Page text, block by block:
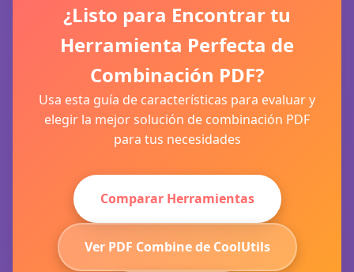
¿Listo para Encontrar tu
Herramienta Perfecta de
Combinación PDF?
Usa esta guía de características para evaluar y
elegir la mejor solución de combinación PDF
para tus necesidades
Comparar Herramientas
Ver PDF Combine de CoolUtils